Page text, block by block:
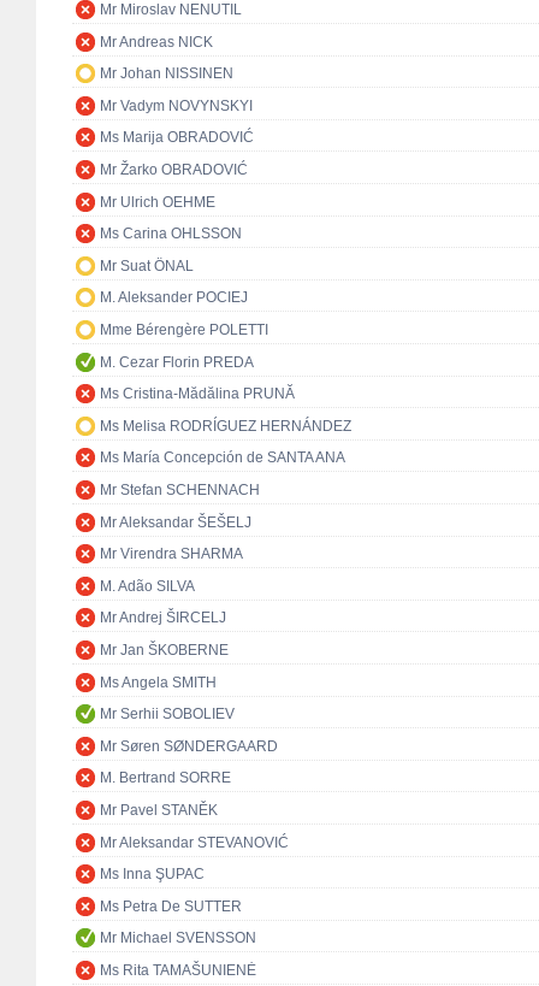
Mr Miroslav NENUTIL
Mr Andreas NICK
Mr Johan NISSINEN
Mr Vadym NOVYNSKYI
Ms Marija OBRADOVIĆ
Mr Žarko OBRADOVIĆ
Mr Ulrich OEHME
Ms Carina OHLSSON
Mr Suat ÖNAL
M. Aleksander POCIEJ
Mme Bérengère POLETTI
M. Cezar Florin PREDA
Ms Cristina-Mădălina PRUNĂ
Ms Melisa RODRÍGUEZ HERNÁNDEZ
Ms María Concepción de SANTA ANA
Mr Stefan SCHENNACH
Mr Aleksandar ŠEŠELJ
Mr Virendra SHARMA
M. Adão SILVA
Mr Andrej ŠIRCELJ
Mr Jan ŠKOBERNE
Ms Angela SMITH
Mr Serhii SOBOLIEV
Mr Søren SØNDERGAARD
M. Bertrand SORRE
Mr Pavel STANĚK
Mr Aleksandar STEVANOVIĆ
Ms Inna ŞUPAC
Ms Petra De SUTTER
Mr Michael SVENSSON
Ms Rita TAMAŠUNIENĖ